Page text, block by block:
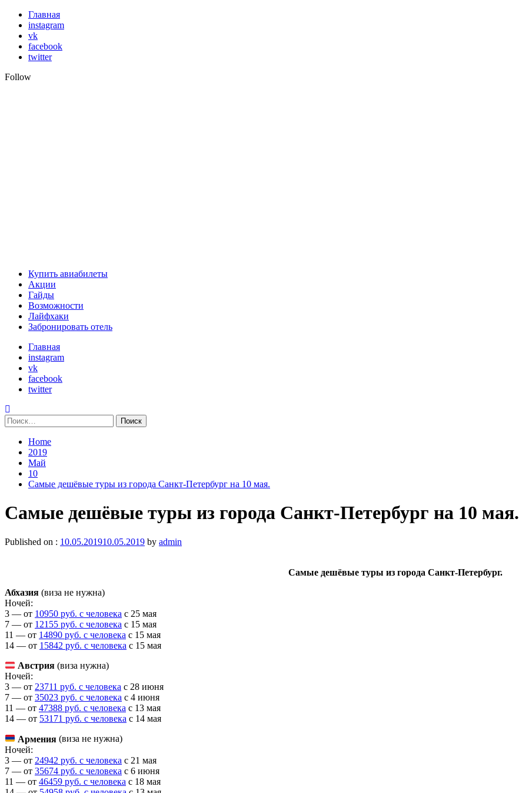
Skip
content
Главная
instagram
vk
facebook
twitter
Follow
Primary
Menu
Купить авиабилеты
Акции
Гайды
Возможности
Лайфхаки
Забронировать отель
Главная
instagram
vk
facebook
twitter
Найти:
Home
2019
Май
10
Самые дешёвые туры из города Cанкт-Петербург на 10 мая.
Самые дешёвые туры из города Cанкт-Петербург на 10 мая.
Published on : 10.05.201910.05.2019 by admin
Самые дешёвые туры из города Cанкт-Петербург.
Абхазия (виза не нужна)
Ночей:
3 — от 10950 руб. с человека c 25 мая
7 — от 12155 руб. с человека c 15 мая
11 — от 14890 руб. с человека c 15 мая
14 — от 15842 руб. с человека c 15 мая
Австрия (виза нужна)
Ночей:
3 — от 23711 руб. с человека c 28 июня
7 — от 35023 руб. с человека c 4 июня
11 — от 47388 руб. с человека c 13 мая
14 — от 53171 руб. с человека c 14 мая
Армения (виза не нужна)
Ночей:
3 — от 24942 руб. с человека c 21 мая
7 — от 35674 руб. с человека c 6 июня
11 — от 46459 руб. с человека c 18 мая